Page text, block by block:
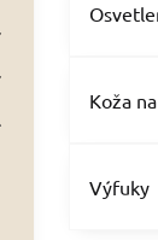
Koža
Výfuky